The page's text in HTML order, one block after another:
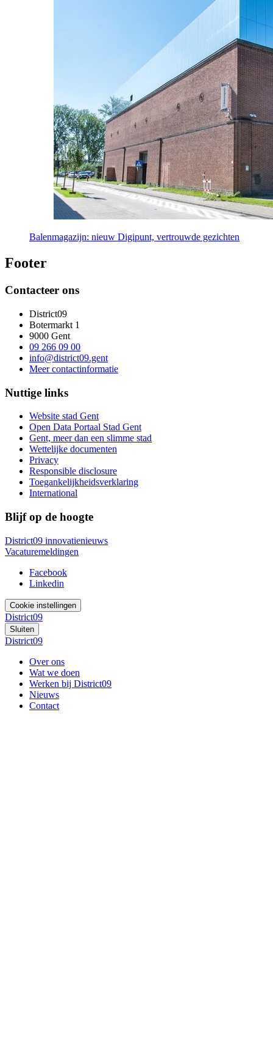
Balenmagazijn: nieuw Digipunt, vertrouwde gezichten
Footer
Contacteer ons
District09
Botermarkt 1
9000 Gent
09 266 09 00
info@district09.gent
Meer contactinformatie
Nuttige links
Website stad Gent
Open Data Portaal Stad Gent
Gent, meer dan een slimme stad
Wettelijke documenten
Privacy
Responsible disclosure
Toegankelijkheidsverklaring
International
Blijf op de hoogte
District09 innovatienieuws
Vacaturemeldingen
Facebook
Linkedin
Cookie instellingen
District09
Sluiten
District09
Over ons
Wat we doen
Werken bij District09
Nieuws
Contact